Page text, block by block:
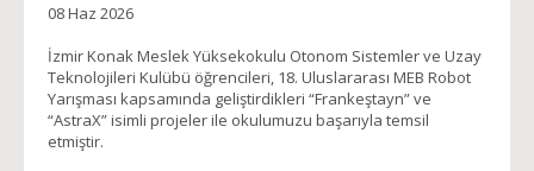
08 Haz 2026
İzmir Konak Meslek Yüksekokulu Otonom Sistemler ve Uzay
Teknolojileri Kulübü öğrencileri, 18. Uluslararası MEB Robot
Yarışması kapsamında geliştirdikleri “Frankeştayn” ve
“AstraX” isimli projeler ile okulumuzu başarıyla temsil
etmiştir.